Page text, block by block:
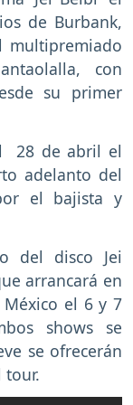
de Burbank,
multipremiado
con
su primer
28 de abril el
adelanto del
el bajista y
del disco Jei
arrancará en
México el 6 y 7
shows se
se ofrecerán
tour.